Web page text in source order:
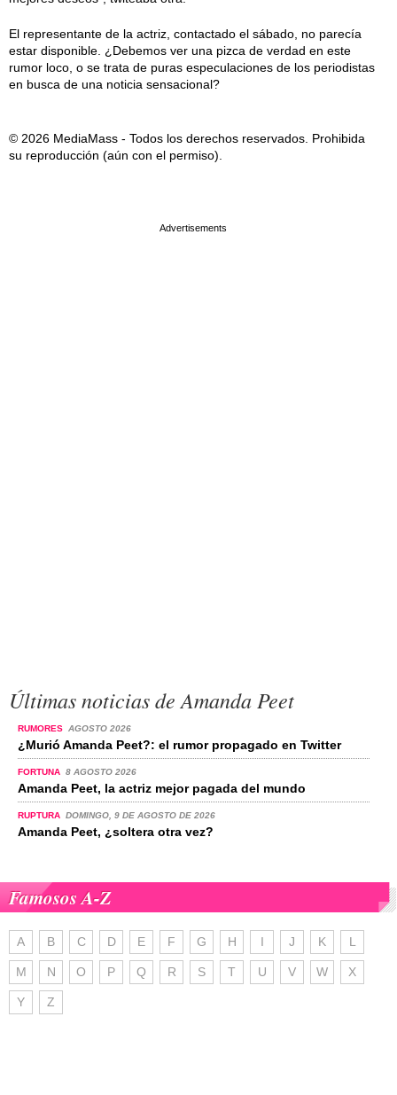
El representante de la actriz, contactado el sábado, no parecía
estar disponible. ¿Debemos ver una pizca de verdad en este
rumor loco, o se trata de puras especulaciones de los periodistas
en busca de una noticia sensacional?
© 2026 MediaMass - Todos los derechos reservados. Prohibida
su reproducción (aún con el permiso).
Últimas noticias de Amanda Peet
RUMORES AGOSTO 2026
¿Murió Amanda Peet?: el rumor propagado en Twitter
FORTUNA 8 AGOSTO 2026
Amanda Peet, la actriz mejor pagada del mundo
RUPTURA DOMINGO, 9 DE AGOSTO DE 2026
Amanda Peet, ¿soltera otra vez?
Famosos A-Z
A B C D E F G H I J K L
M N O P Q R S T U V W X
Y Z